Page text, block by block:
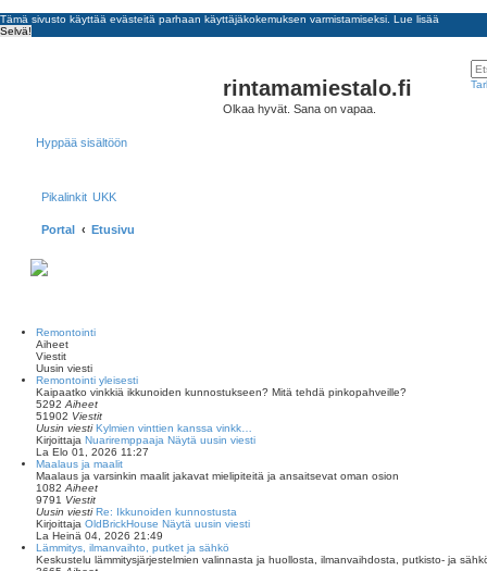
Tämä sivusto käyttää evästeitä parhaan käyttäjäkokemuksen varmistamiseksi. Lue lisää
Selvä!
rintamamiestalo.fi
Olkaa hyvät. Sana on vapaa.
Hyppää sisältöön
Pikalinkit UKK
Portal Etusivu
Remontointi
Aiheet
Viestit
Uusin viesti
Remontointi yleisesti
Kaipaatko vinkkiä ikkunoiden kunnostukseen? Mitä tehdä pinkopahveille?
5292 Aiheet
51902 Viestit
Uusin viesti Kylmien vinttien kanssa vinkk…
Kirjoittaja Nuariremppaaja Näytä uusin viesti
La Elo 01, 2026 11:27
Maalaus ja maalit
Maalaus ja varsinkin maalit jakavat mielipiteitä ja ansaitsevat oman osion
1082 Aiheet
9791 Viestit
Uusin viesti Re: Ikkunoiden kunnostusta
Kirjoittaja OldBrickHouse Näytä uusin viesti
La Heinä 04, 2026 21:49
Lämmitys, ilmanvaihto, putket ja sähkö
Keskustelu lämmitysjärjestelmien valinnasta ja huollosta, ilmanvaihdosta, putkisto- ja